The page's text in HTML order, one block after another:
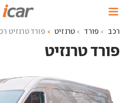
רכב פורד טרנזיט פורד טרנזיט
פורד טרנזיט ‏